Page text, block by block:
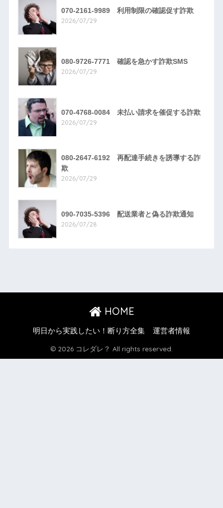
070-2161-9989 利用制限の確認促す詐欺
2026/07/29
080-9726-7771 確認を急かす詐欺SMS
2026/07/29
070-4768-0084 未払い請求を催促する詐欺
2026/07/29
080-2647-6192 再配達手続きを誘導する詐
欺
2026/07/29
090-7035-5396 配送業者と偽る詐欺通知
2026/07/28
HOME
明日から実践したい！断り方全集 運営者情報
© 2026 コレダレ？ All rights reserved.